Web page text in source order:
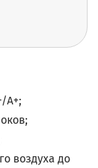
А+;
воздуха до